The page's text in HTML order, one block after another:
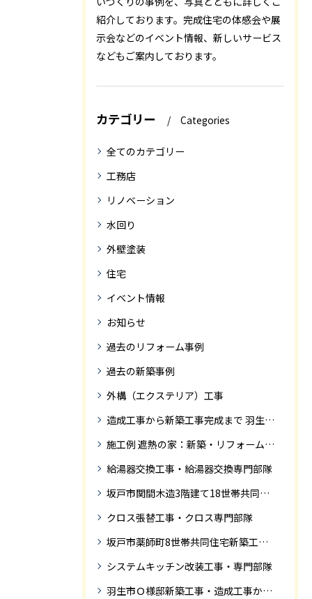
紹介しております。完成住宅の体感会や展
示会などのイベント情報、新しいサービス
などもご案内しております。
カテゴリー Categories
全てのカテゴリー
工務店
リノベーション
水回り
外壁塗装
住宅
イベント情報
お知らせ
過去のリフォーム事例
過去の新築事例
外構（エクステリア）工事
造成工事から新築工事完成まで 羽生市Ｓ様邸新築工事・
施工例 遮熱の家：新築・リフォーム ドローンにて空撮
給湯器交換工事・給湯器交換専門部隊
坂戸市関間木造3階建て18世帯共同住宅の完成迄紹介
クロス張替工事・クロス専門部隊
坂戸市薬師町8世帯共同住宅新築工事完成迄の紹介です
システムキッチン改装工事・専門部隊
羽生市Ｏ様邸新築工事・造成工事から住宅完成までの紹介